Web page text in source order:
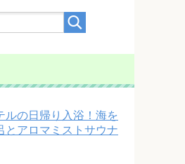
ルの日帰り入浴！海を
とアロマミストサウナ